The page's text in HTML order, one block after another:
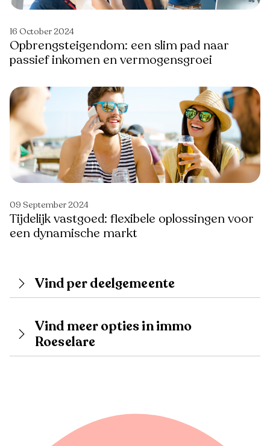
16 October 2024
Opbrengsteigendom: een slim pad naar
passief inkomen en vermogensgroei
09 September 2024
Tijdelijk vastgoed: flexibele oplossingen voor
een dynamische markt
Vind per deelgemeente
Vind meer opties in immo
Roeselare